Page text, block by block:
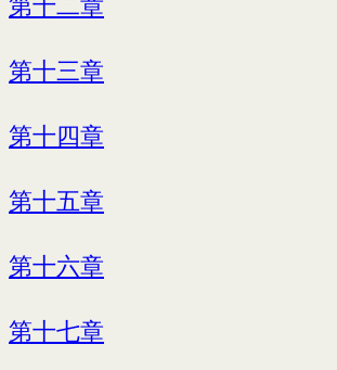
第十二章
第十三章
第十四章
第十五章
第十六章
第十七章